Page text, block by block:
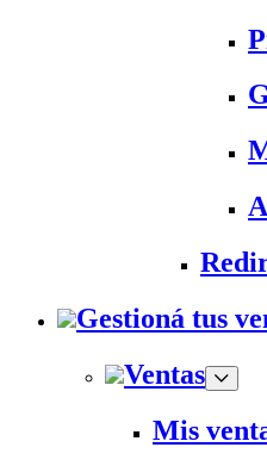
Gestioná tus
Ventas
Mis